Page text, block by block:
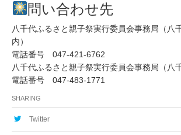
問い合わせ先
八千代ふるさと親子祭実行委員会事務局（八
内）
電話番号 047-421-6762
八千代ふるさと親子祭実行委員会事務局（八
電話番号 047-483-1771
SHARING
Twitter